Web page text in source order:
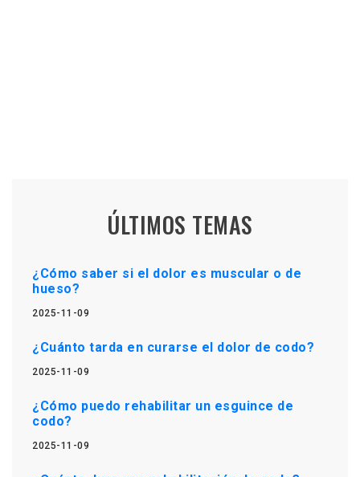
ÚLTIMOS TEMAS
¿Cómo saber si el dolor es muscular o de
hueso?
2025-11-09
¿Cuánto tarda en curarse el dolor de codo?
2025-11-09
¿Cómo puedo rehabilitar un esguince de
codo?
2025-11-09